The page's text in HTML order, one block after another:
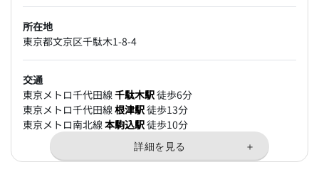
所在地
東京都文京区千駄木1-8-4
交通
東京メトロ千代田線千駄木駅徒歩6分
東京メトロ千代田線根津駅徒歩13分
東京メトロ南北線本駒込駅徒歩10分